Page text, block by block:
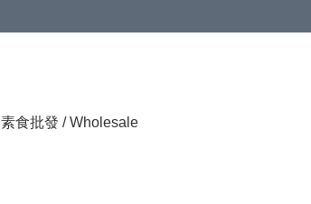
素食批發 / Wholesale